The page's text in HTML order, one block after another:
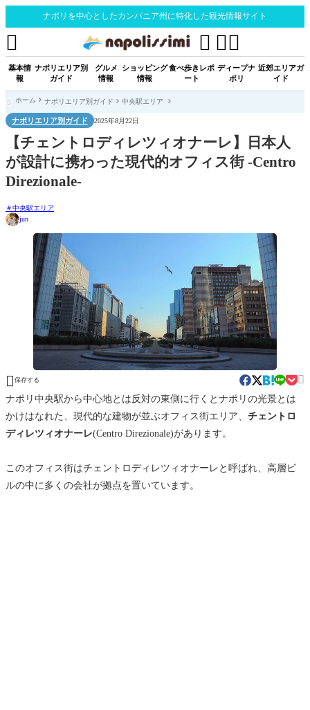
ナポリを中心としたカンパニア州に特化した観光情報サイト
基本情
報
ナポリエリア別
ガイド
グルメ
情報
ショッピング
情報
食べ歩きレポ
ート
ディープナ
ポリ
近郊エリアガ
イド
 

 ホーム ナポリエリア別ガイド 中央駅エリア
ナポリエリア別ガイド 2025年8月22日
【チェントロディレツィオナーレ】日本人
が設計に携わった現代的オフィス街 -Centro
Direzionale-
中央駅エリア
jun
 保存する 
ナポリ中央駅から中心地とは反対の東側に行くとナポリの光景とは
かけはなれた、現代的な建物が並ぶオフィス街エリア、 チェントロ
ディレツィオナーレ(Centro Direzionale)があります。
このオフィス街はチェントロディレツィオナーレと呼ばれ、高層ビ
ルの中に多くの会社が拠点を置いています。